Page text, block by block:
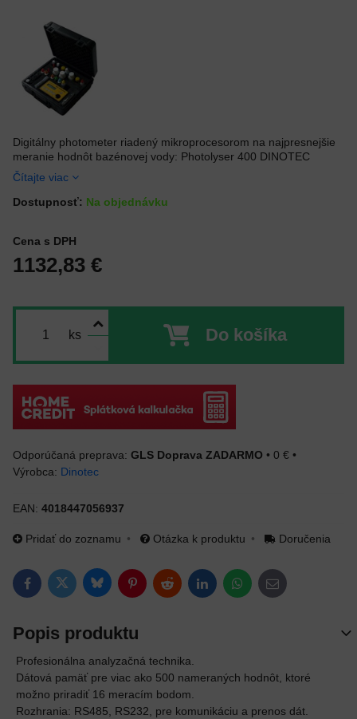
Digitálny photometer riadený mikroprocesorom na najpresnejšie
meranie hodnôt bazénovej vody: Photolyser 400 DINOTEC
Čítajte viac
Dostupnosť: Na objednávku
Cena s DPH
1132,83 €
ks Do košíka
GLS Doprava ZADARMO • 0 € •
Výrobca: Dinotec
EAN: 4018447056937
Pridať do zoznamu Otázka k produktu Doručenia
FacebookTwitterBlueskyPinterestRedditLinkedInWhatsApp
E-mail
Popis produktu
Profesionálna analyzačná technika.
Dátová pamäť pre viac ako 500 nameraných hodnôt, ktoré
možno priradiť 16 meracím bodom.
Rozhrania: RS485, RS232, pre komunikáciu a prenos dát.